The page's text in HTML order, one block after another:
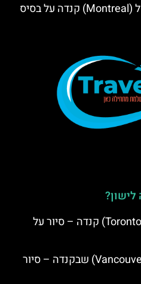
סיורים חינמיים במונטריאול (Montreal) קנדה על בסיס
סיורים חינמיים בטורונטו (Toronto) קנדה – סיור על
סיורים חינמיים בונקובר (Vancouver) שבקנדה – סיור